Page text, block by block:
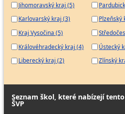
Jihomoravský kraj (5)
Karlovarský kraj (3)
Kraj Vysočina (5)
Královéhradecký kraj (4)
Liberecký kraj (2)
Plzeňský
Ústecký
Zlínský
Seznam škol, které nabízejí
ŠVP